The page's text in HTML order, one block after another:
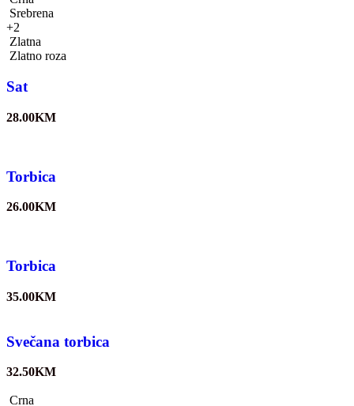
Srebrena
+2
Zlatna
Zlatno roza
Sat
28.00KM
Torbica
26.00KM
Torbica
35.00KM
Svečana torbica
32.50KM
Crna